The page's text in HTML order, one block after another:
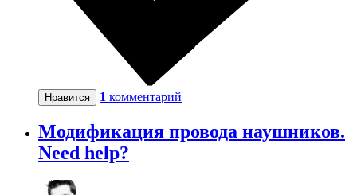
Нравится 1 комментарий
Модификация провода наушников.
Need help?